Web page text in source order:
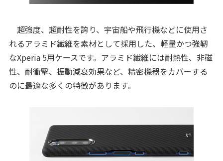
超強度、超耐性を誇り、宇宙船や飛行機などに使用さ
れるアラミド繊維を素材として採用した、軽量かつ強靭
なXperia 5用ケースです。アラミド繊維には耐熱性、非磁
性、耐衝撃、振動減衰効果など、精密機器をカバーする
のに最適な多くの特徴があります。